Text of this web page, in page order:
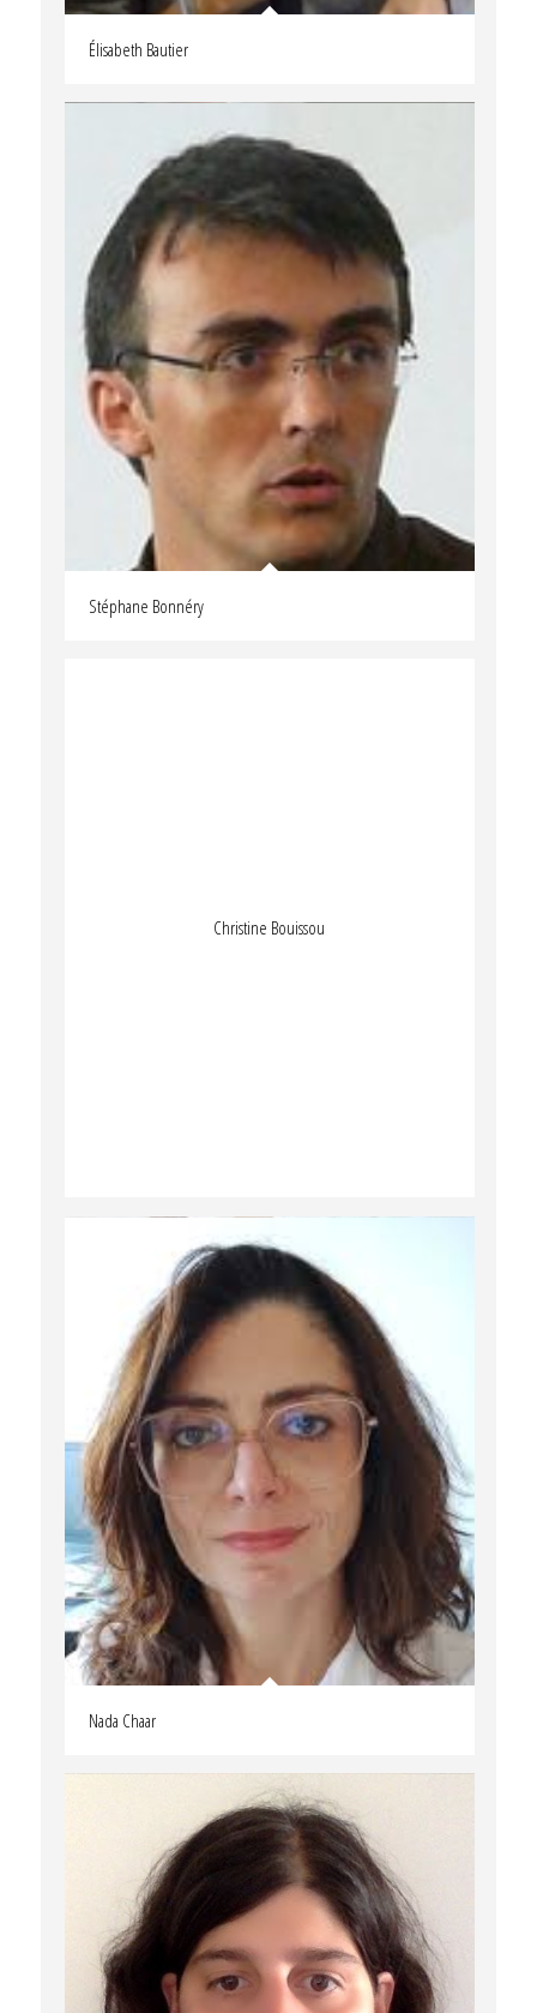
méthodologiques et épistémologiques.
Les
revue internationale
⟨hal-04427351⟩
Filippo Pirone. Socialisation et construction
identitaire des jeunes des cités à travers le
rap. Diversité, 2013, 173 (1), pp.39-43.
⟨10.3406/diver.2013.3757⟩.⟨hal-04427218⟩
Filippo Pirone, Patrick Rayou. Nouveaux
internes, anciens décrocheurs : de l'évolution
de la forme scolaire.Revue française de
pédagogie, 2012, 179, pp.49-61. ⟨hal-
01082458⟩
Élisabeth Bautier
Stéphane Bonnéry
Christine Bouissou
Nada Chaar